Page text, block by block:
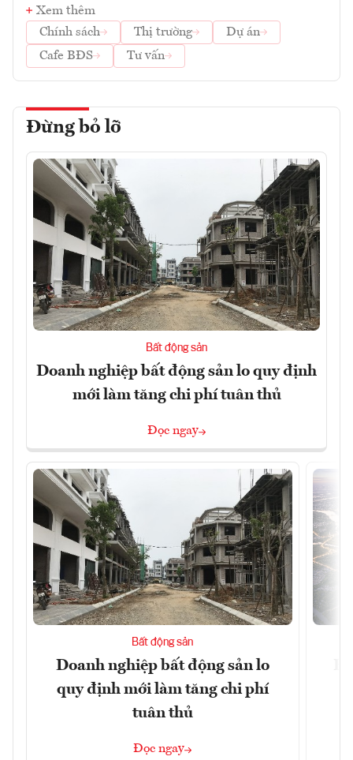
Xem thêm
Chính sách
Thị trường
Dự án
Cafe BĐS
Tư vấn
Đừng bỏ lỡ
Bất động sản
Doanh nghiệp bất động sản lo quy định
mới làm tăng chi phí tuân thủ
Đọc ngay
Bất động sản
Doanh nghiệp bất động sản lo
quy định mới làm tăng chi phí
tuân thủ
Đọc ngay